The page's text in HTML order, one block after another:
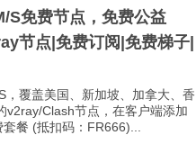
S免费节点，免费公益
节点|免费订阅|免费梯子|
覆盖美国、新加坡、加拿大、香
v2ray/Clash节点，在客户端添加
餐 (抵扣码：FR666)...